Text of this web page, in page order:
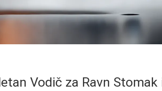
Vodič za Ravn Stomak